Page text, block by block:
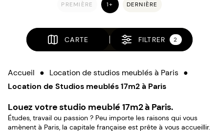
PREMIÈRE 1+ DERNIÈRE
CARTE FILTRER 2
Accueil ● Location de studios meublés à Paris ●
Location de Studios meublés 17m2 à Paris
Louez votre studio meublé 17m2 à Paris.
Études, travail ou passion ? Peu importe les raisons qui vous
amènent à Paris, la capitale française est prête à vous accueillir.